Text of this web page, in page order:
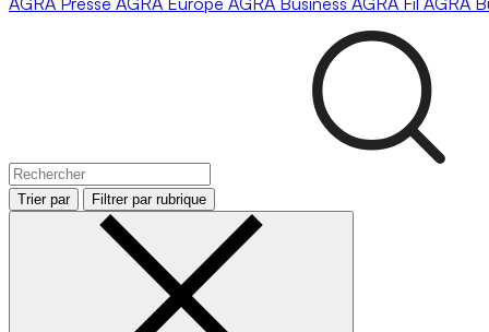
Trier par Filtrer par rubrique